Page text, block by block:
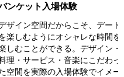
ンケット入場体験
ザイン空間だからこそ、デート
楽しむようにオシャレな時間を
しむことができる。デザイン・
理・サービス・音楽にこだわっ
空間を実際の入場体験でイメー